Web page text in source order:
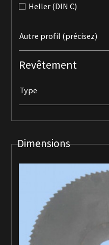
Accueil
Nos
Devis
Contact
Heller (DIN C)
Autre profil (précisez)
Revêtement
Type
Dimensions